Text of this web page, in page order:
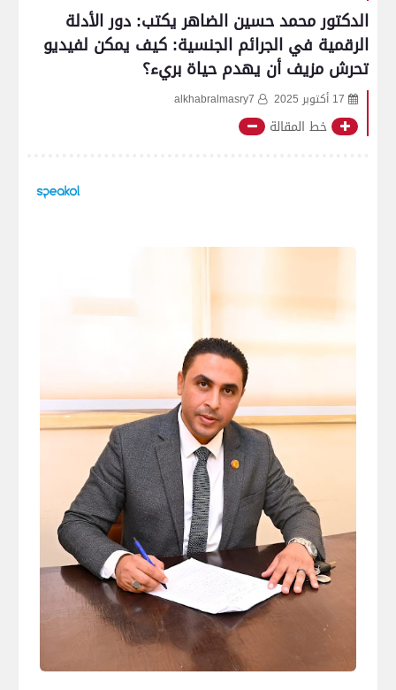
الدكتور محمد حسين الضاهر يكتب: دور الأدلة
الرقمية في الجرائم الجنسية: كيف يمكن لفيديو
تحرش مزيف أن يهدم حياة بريء؟
17 أكتوبر 2025 alkhabralmasry7
خط المقالة